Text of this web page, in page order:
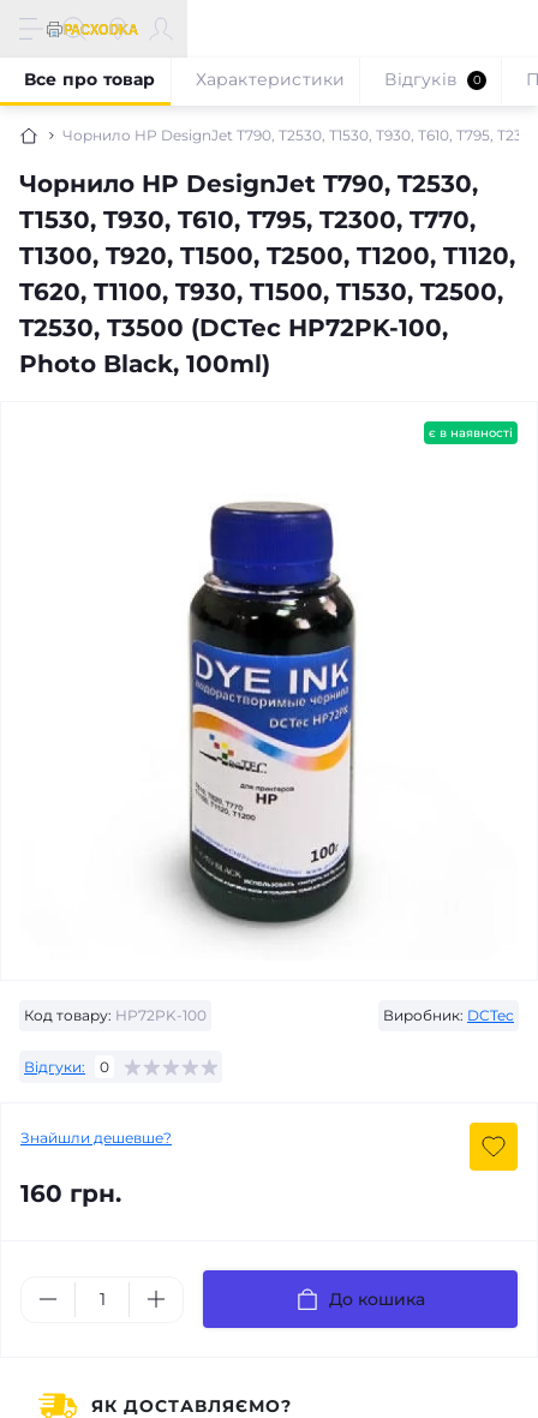
Чорнило HP DesignJet T790, T2530, T1530, T930, T610, T795,
Чорнило HP DesignJet T790, T2530,
T1530, T930, T610, T795, T2300, T770,
T1300, T920, T1500, T2500, T1200, T1120,
T620, T1100, T930, T1500, T1530, T2500,
T2530, T3500 (DCTec HP72PK-100,
Photo Black, 100ml)
Все про товар Характеристики Відгуків 0
є в наявності
Код товару: HP72PK-100 Виробник: DCTec
Відгуки: 0
Знайшли дешевше?
160 грн.
До кошика
ЯК ДОСТАВЛЯЄМО?